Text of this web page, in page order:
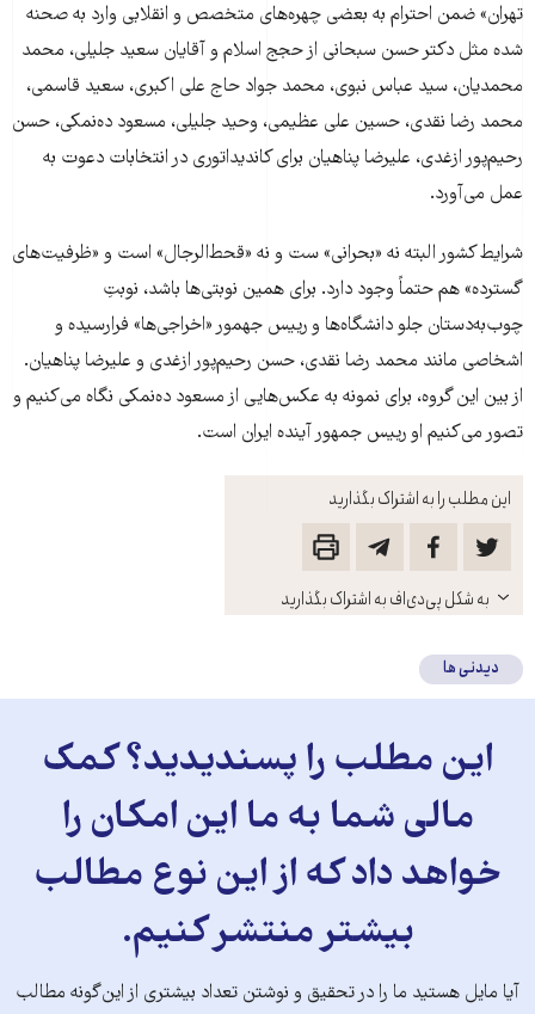
این مطلب را به اشتراک بگذارید
باز
کنید
به شکل پی‌دی‌اف به اشتراک بگذارید
تهران» ضمن احترام به بعضی چهره‌های متخصص و انقلابی وارد به صحنه
شده مثل دکتر حسن سبحانی از حجج اسلام و آقایان سعید جلیلی، محمد
محمدیان، سید عباس نبوی، محمد جواد حاج علی اکبری، سعید قاسمی،
محمد رضا نقدی، حسین علی عظیمی، وحید جلیلی، مسعود ده‌نمکی، حسن
رحیم‌پور ازغدی، علیرضا پناهیان برای کاندیداتوری در انتخابات دعوت به
عمل می‌آورد.
شرایط کشور البته نه «بحرانی» ست و نه «قحط‌‌‌الرجال» است و «ظرفیت‌های
گسترده» هم حتماً وجود دارد. برای همین نوبتی‌ها باشد، نوبتِ
چوب‌به‌دستان جلو دانشگاه‌ها و رییس جهمور «اخراجی‌ها» فرارسیده و
اشخاصی مانند محمد رضا نقدی، حسن رحیم‌پور ازغدی و علیرضا پناهیان.
از بین این گروه، برای نمونه به عکس‌هایی از مسعود ده‌نمکی نگاه می‌کنیم و
تصور می‌کنیم او رییس جمهور آینده ایران است.
دیدنی ها
این مطلب را پسندیدید؟ کمک
مالی شما به ما این امکان را
خواهد داد که از این نوع مطالب
بیشتر منتشر کنیم.
آیا مایل هستید ما را در تحقیق و نوشتن تعداد بیشتری از این‌گونه مطالب